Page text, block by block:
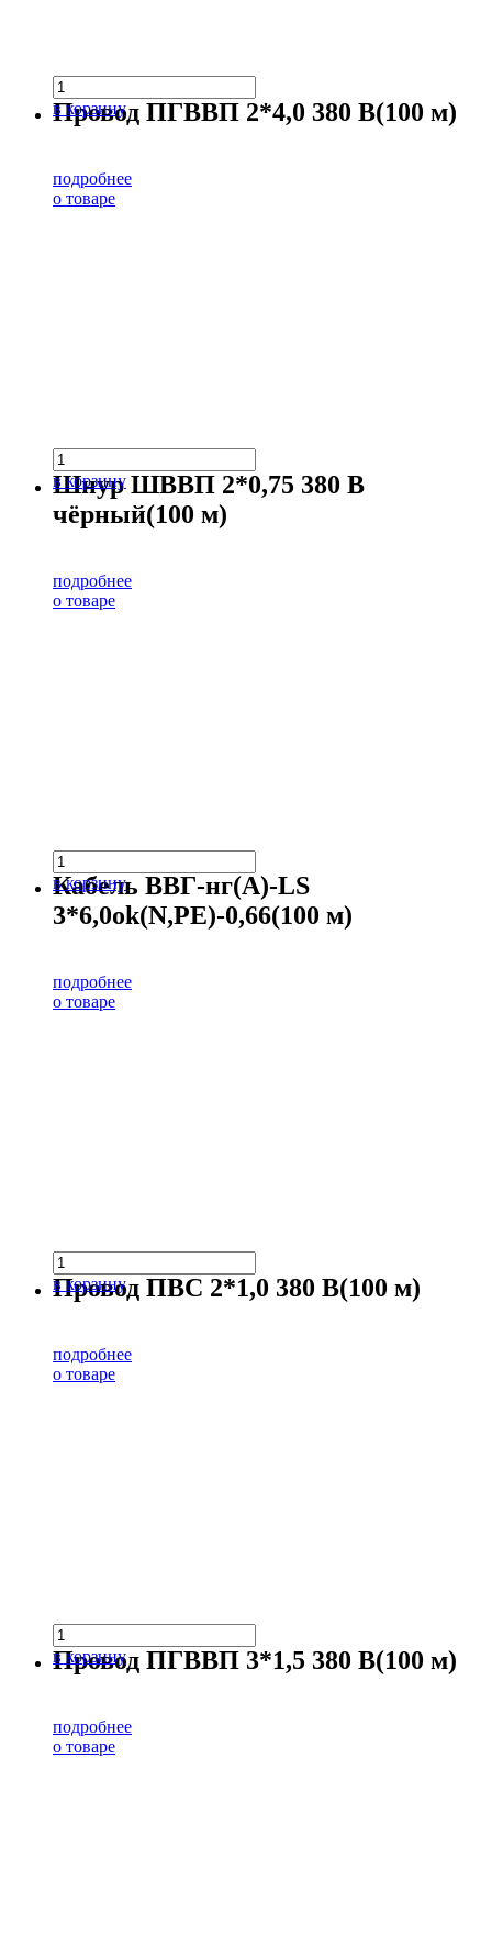
в корзину
Провод ПГВВП 2*4,0 380 В(100 м)
подробнее
о товаре
в корзину
Шнур ШВВП 2*0,75 380 В
чёрный(100 м)
подробнее
о товаре
в корзину
Кабель ВВГ-нг(А)-LS
3*6,0ok(N,PE)-0,66(100 м)
подробнее
о товаре
в корзину
Провод ПВС 2*1,0 380 В(100 м)
подробнее
о товаре
в корзину
Провод ПГВВП 3*1,5 380 В(100 м)
подробнее
о товаре